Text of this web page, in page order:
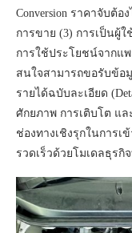
Conversion ราคาจับต้
การขาย (3) การเป็นผู้
การใช้ประโยชน์จากแ
สนใจสามารถขอรับข้อ
รายได้ฉบับละเอียด
ศักยภาพ การเติบโต แ
ช่องทางเชิงรุกในการเ
รวดเร็วด้วยโมเดลธุรกิ